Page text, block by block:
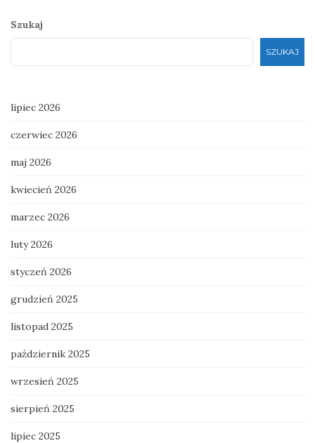
Szukaj
SZUKAJ
lipiec 2026
czerwiec 2026
maj 2026
kwiecień 2026
marzec 2026
luty 2026
styczeń 2026
grudzień 2025
listopad 2025
październik 2025
wrzesień 2025
sierpień 2025
lipiec 2025